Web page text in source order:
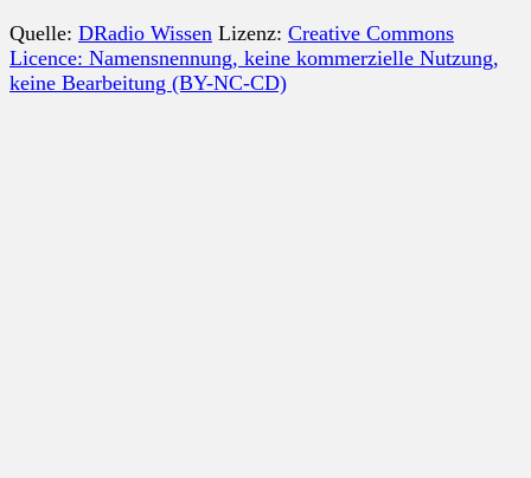
Quelle: DRadio Wissen Lizenz: Creative Commons
Licence: Namensnennung, keine kommerzielle Nutzung,
keine Bearbeitung (BY-NC-CD)